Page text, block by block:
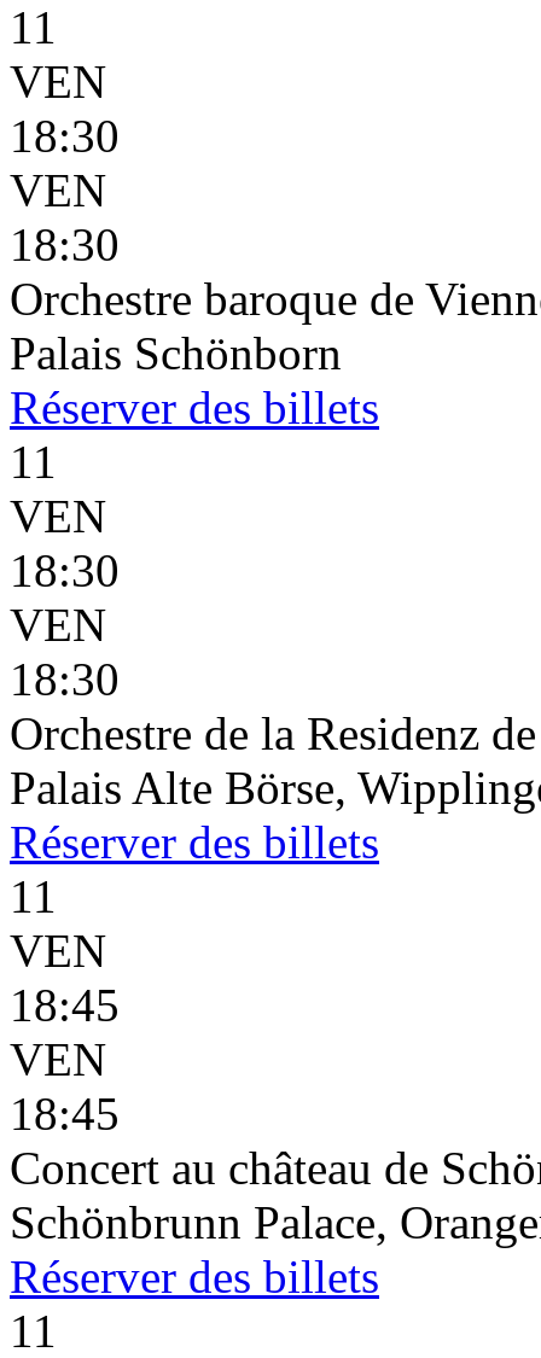
11
VEN
18:30
VEN
18:30
Orchestre baroque de
Palais Schönborn
Réserver des billets
11
VEN
18:30
VEN
18:30
Orchestre de la Residenz
Palais Alte Börse,
Réserver des billets
11
VEN
18:45
VEN
18:45
Concert au château de
Schönbrunn Palace,
Réserver des billets
11